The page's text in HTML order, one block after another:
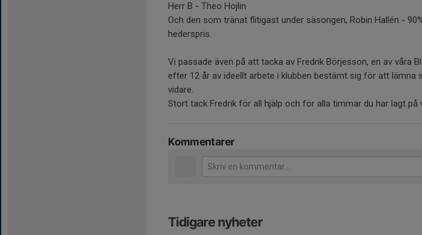
Herr B - Theo Hojlin
Och den som tränat flitigast under säsongen, Robin Hallén -
hederspris.
Vi passade även på att tacka av Fredrik Börjesson, en av våra
efter 12 år av ideellt arbete i klubben bestämt sig för att lämna
vidare.
Stort tack Fredrik för all hjälp och för alla timmar du har lagt på
Kommentarer
Tidigare nyheter